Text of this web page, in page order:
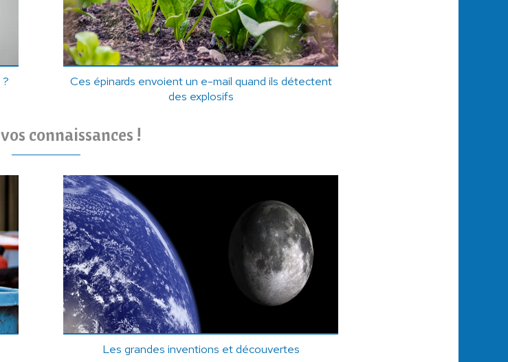
Ces épinards envoient un e-mail quand ils détectent
des explosifs
connaissances !
Les grandes inventions et découvertes